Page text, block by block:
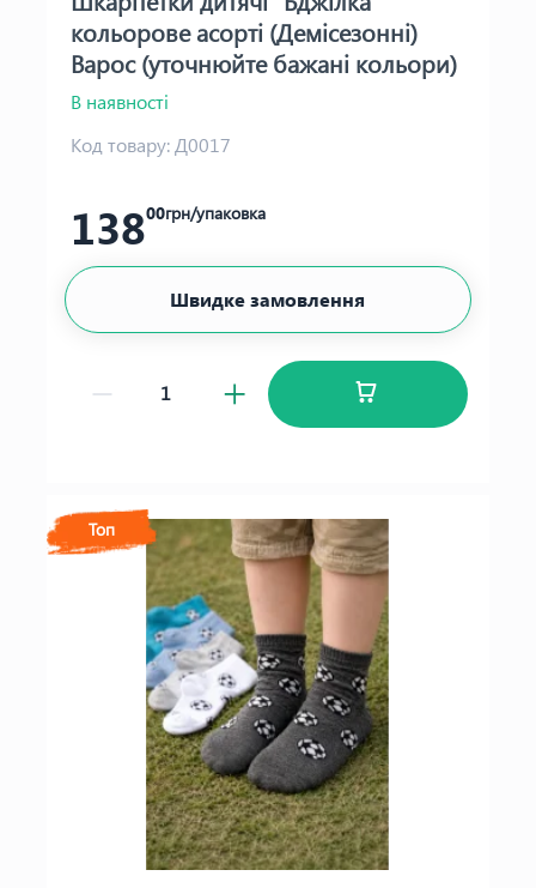
кольорове асорті (Демісезонні)
Варос (уточнюйте бажані кольори)
В наявності
Код товару:Д0017
13800грн/упаковка
Швидке замовлення
Топ